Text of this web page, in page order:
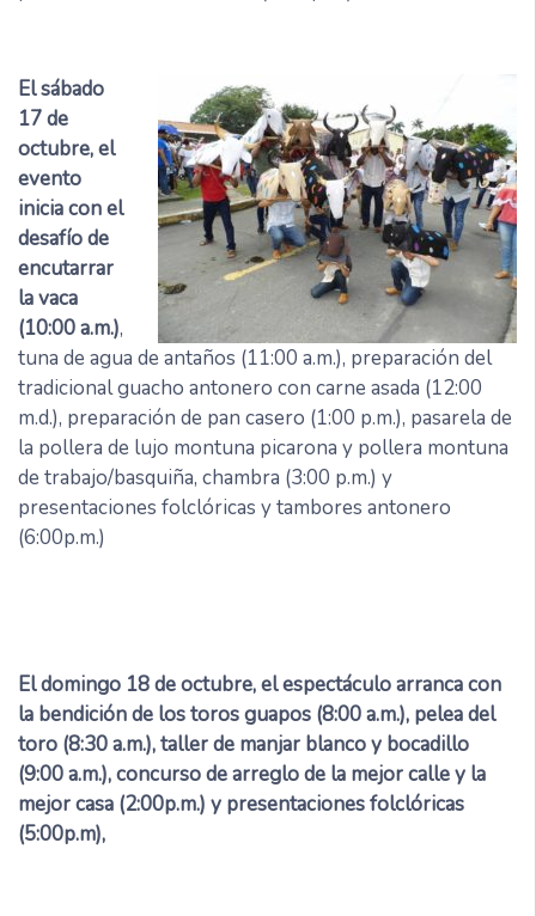
El sábado
17 de
octubre, el
evento
inicia con el
desafío de
encutarrar
la vaca
(10:00 a.m.),
tuna de agua de antaños (11:00 a.m.), preparación del
tradicional guacho antonero con carne asada (12:00
m.d.), preparación de pan casero (1:00 p.m.), pasarela de
la pollera de lujo montuna picarona y pollera montuna
de trabajo/basquiña, chambra (3:00 p.m.) y
presentaciones folclóricas y tambores antonero
(6:00p.m.)
El domingo 18 de octubre, el espectáculo arranca con
la bendición de los toros guapos (8:00 a.m.), pelea del
toro (8:30 a.m.), taller de manjar blanco y bocadillo
(9:00 a.m.), concurso de arreglo de la mejor calle y la
mejor casa (2:00p.m.) y presentaciones folclóricas
(5:00p.m),